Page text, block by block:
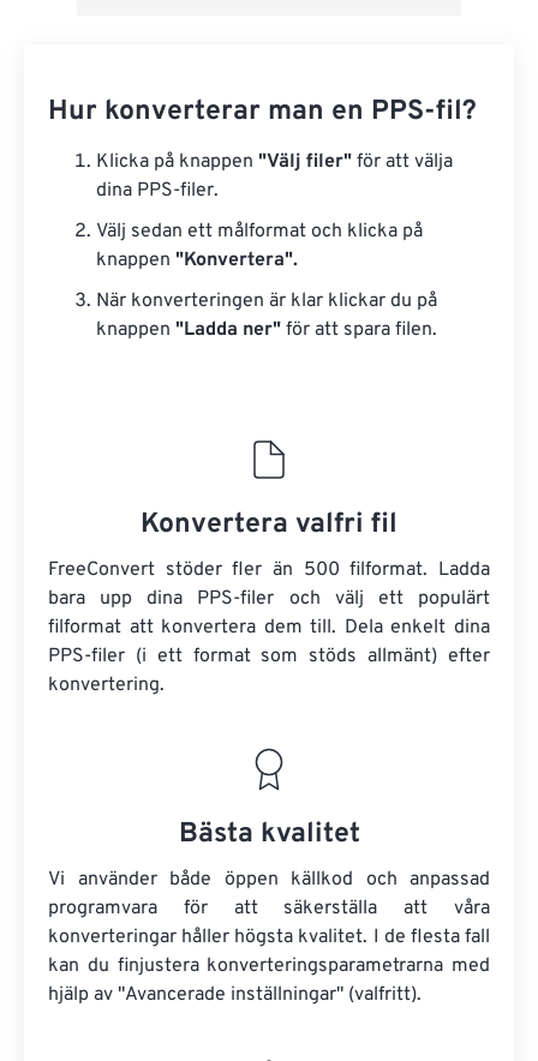
Hur konverterar man en PPS-fil?
Klicka på knappen "Välj filer" för att välja
dina PPS-filer.
Välj sedan ett målformat och klicka på
knappen "Konvertera".
När konverteringen är klar klickar du på
knappen "Ladda ner" för att spara filen.
Konvertera valfri fil
FreeConvert stöder fler än 500 filformat. Ladda
bara upp dina PPS-filer och välj ett populärt
filformat att konvertera dem till. Dela enkelt dina
PPS-filer (i ett format som stöds allmänt) efter
konvertering.
Bästa kvalitet
Vi använder både öppen källkod och anpassad
programvara för att säkerställa att våra
konverteringar håller högsta kvalitet. I de flesta fall
kan du finjustera konverteringsparametrarna med
hjälp av "Avancerade inställningar" (valfritt).